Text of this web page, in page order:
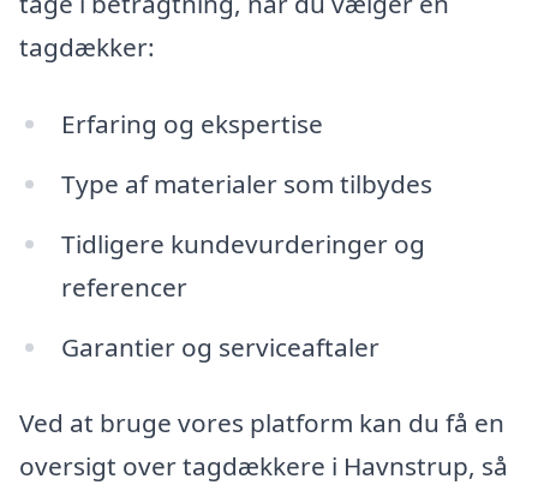
tagdækker:
Erfaring og ekspertise
Type af materialer som tilbydes
Tidligere kundevurderinger og
referencer
Garantier og serviceaftaler
Ved at bruge vores platform kan du få en
oversigt over tagdækkere i Havnstrup, så